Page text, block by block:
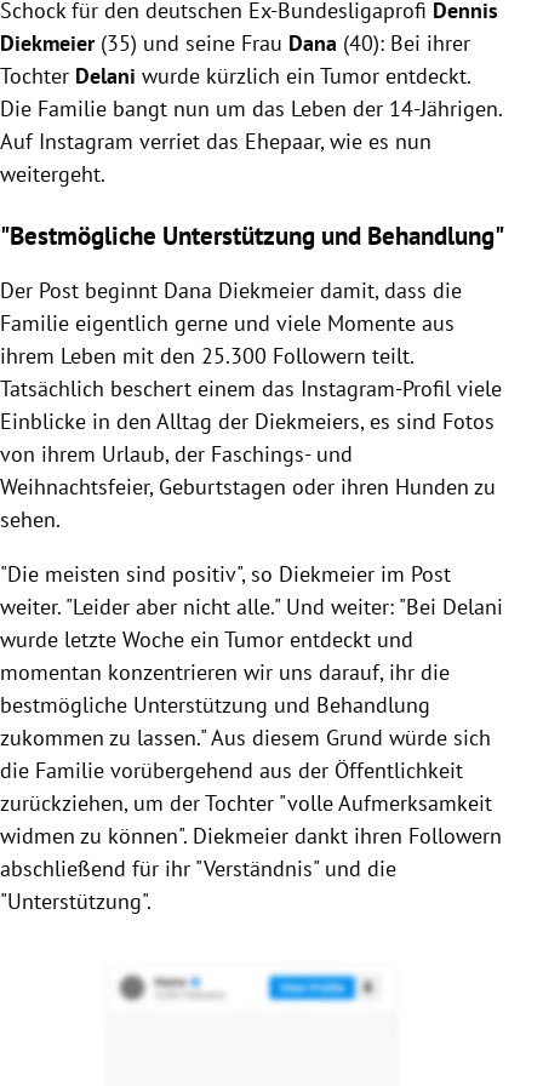
an der Niere diagnostiziert.
Die Familie zieht sich aus der Öffentlichkeit zurück,
um sich auf Delanis Behandlung zu konzentrieren.
Diekmeiers danken ihren Followern für die
Unterstützung, während sie auf die anstehende OP
hoffen.
Schock für den deutschen Ex-Bundesligaprofi Dennis
Diekmeier(35) und seine Frau Dana (40): Bei ihrer
Tochter Delani wurde kürzlich ein Tumor entdeckt.
Die Familie bangt nun um das Leben der 14-Jährigen.
Auf Instagram verriet das Ehepaar, wie es nun
weitergeht.
"Bestmögliche Unterstützung und Behandlung"
Der Post beginnt Dana Diekmeier damit, dass die
Familie eigentlich gerne und viele Momente aus
ihrem Leben mit den 25.300 Followern teilt.
Tatsächlich beschert einem das Instagram-Profil viele
Einblicke in den Alltag der Diekmeiers, es sind Fotos
von ihrem Urlaub, der Faschings- und
Weihnachtsfeier, Geburtstagen oder ihren Hunden zu
sehen.
"Die meisten sind positiv", so Diekmeier im Post
weiter. "Leider aber nicht alle." Und weiter: "Bei Delani
wurde letzte Woche ein Tumor entdeckt und
momentan konzentrieren wir uns darauf, ihr die
bestmögliche Unterstützung und Behandlung
zukommen zu lassen." Aus diesem Grund würde sich
die Familie vorübergehend aus der Öffentlichkeit
zurückziehen, um der Tochter "volle Aufmerksamkeit
widmen zu können". Diekmeier dankt ihren Followern
abschließend für ihr "Verständnis" und die
"Unterstützung".